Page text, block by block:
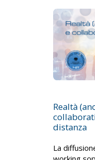
Realtà
distanza
La